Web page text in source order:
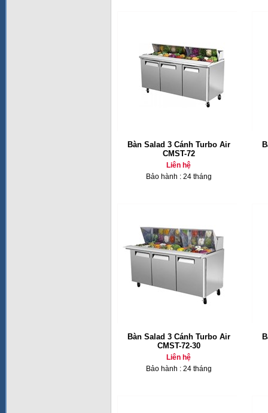
Bàn Salad 3 Cánh Turbo Air
CMST-72
Liên hệ
Bảo hành : 24 tháng
Bàn Salad 3 Cánh Turbo Air
CMST-72-30
Liên hệ
Bảo hành : 24 tháng